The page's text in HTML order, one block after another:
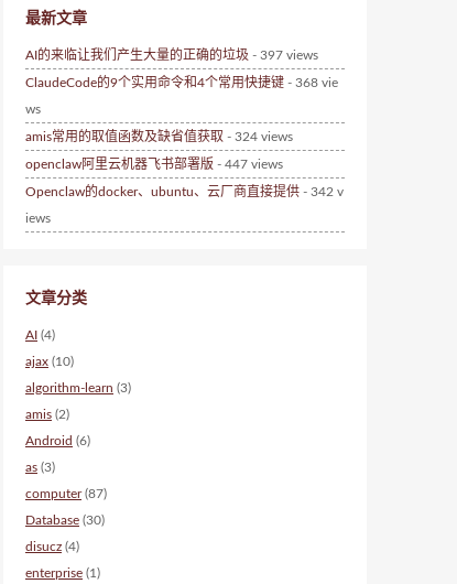
最新文章
AI的来临让我们产生大量的正确的垃圾 - 397 views
ClaudeCode的9个实用命令和4个常用快捷键 - 368 vie
ws
amis常用的取值函数及缺省值获取 - 324 views
openclaw阿里云机器飞书部署版 - 447 views
Openclaw的docker、ubuntu、云厂商直接提供 - 342 v
iews
文章分类
AI (4)
ajax (10)
algorithm-learn (3)
amis (2)
Android (6)
as (3)
computer(87)
Database (30)
disucz (4)
enterprise (1)